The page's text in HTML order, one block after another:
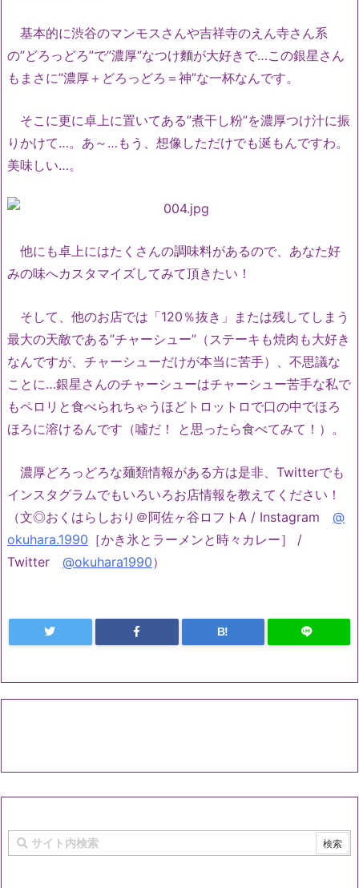
基本的に渋谷のマンモスさんや吉祥寺のえん寺さん系
の”どろっどろ”で”濃厚”なつけ麵が大好きで…この銀星さん
もまさに”濃厚＋どろっどろ＝神”な一杯なんです。
そこに更に卓上に置いてある”煮干し粉”を濃厚つけ汁に振
りかけて…。あ～…もう、想像しただけでも涎もんですわ。
美味しい…。
他にも卓上にはたくさんの調味料があるので、あなた好
みの味へカスタマイズしてみて頂きたい！
そして、他のお店では「120％抜き」または残してしまう
最大の天敵である”チャーシュー”（ステーキも焼肉も大好き
なんですが、チャーシューだけが本当に苦手）、不思議な
ことに…銀星さんのチャーシューはチャーシュー苦手な私で
もペロリと食べられちゃうほどトロットロで口の中でほろ
ほろに溶けるんです（噓だ！ と思ったら食べてみて！）。
濃厚どろっどろな麺類情報がある方は是非、Twitterでも
インスタグラムでもいろいろお店情報を教えてください！
（文◎おくはらしおり＠阿佐ヶ谷ロフトA / Instagram @
okuhara.1990 ［かき氷とラーメンと時々カレー］ /
Twitter @okuhara1990）
B!